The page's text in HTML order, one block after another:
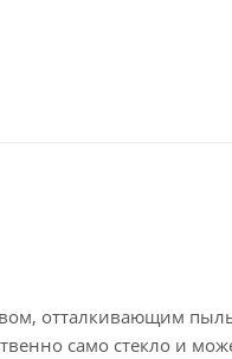
отталкивающим
само стекло и